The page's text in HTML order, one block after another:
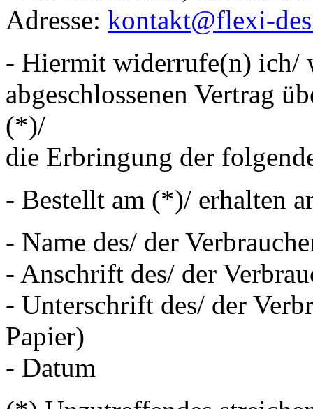
Adresse: kontakt@flexi-
- Hiermit widerrufe(n)
abgeschlossenen Vertrag
(*)/
die Erbringung der
- Bestellt am (*)/ erhalten
- Name des/ der
- Anschrift des/ der
- Unterschrift des/ der
Papier)
- Datum